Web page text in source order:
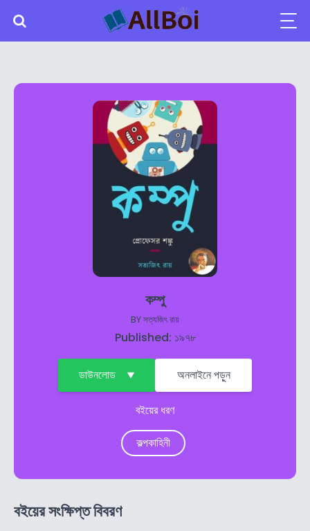
কম্পু
BYসত্যজিৎ রায়
Published: ১৯৭৮
ডাউনলোড অনলাইনে পড়ুন
বইয়ের ধরণ
কল্পকাহিনী
বইয়ের সংক্ষিপ্ত বিবরণ